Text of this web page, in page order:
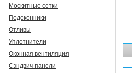
Москитные сетки
Подоконники
Отливы
Уплотнители
Оконная вентиляция
Сэндвич-панели